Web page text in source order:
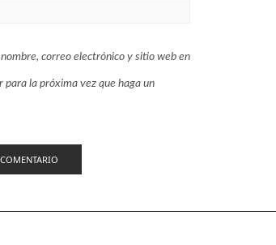
correo electrónico y sitio web en
para la próxima vez que haga un